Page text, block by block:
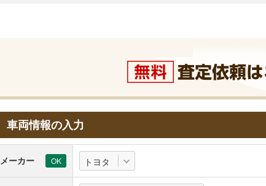
車両情報の入力
メーカー トヨタ